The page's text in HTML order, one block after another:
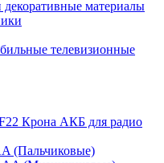
материалы
телевизионные
Крона АКБ для радио
(Пальчиковые)